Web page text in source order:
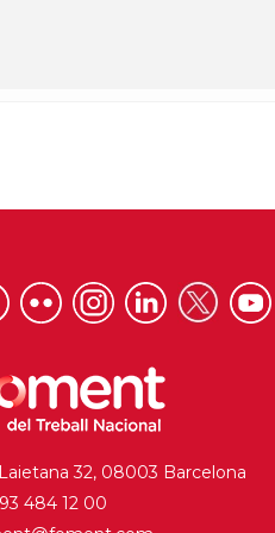
32, 08003 Barcelona
484 12 00